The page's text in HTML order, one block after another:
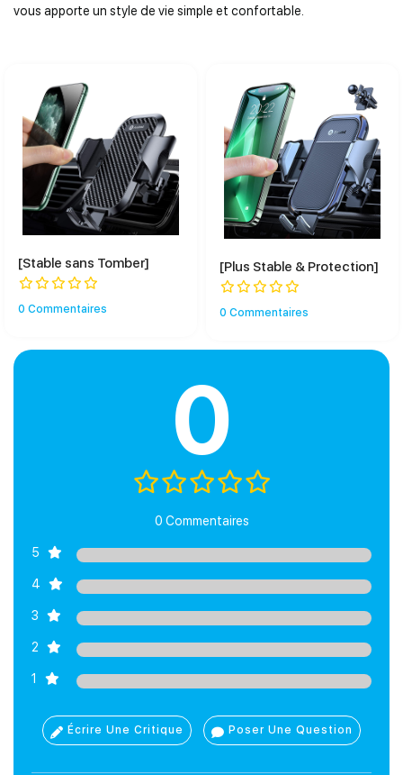
vous apporte un style de vie simple et confortable.
[Stable sans Tomber]
0 Commentaires
[Plus Stable & Protection]
0 Commentaires
0
0 Commentaires
5
4
3
2
1
Écrire Une Critique Poser Une Question